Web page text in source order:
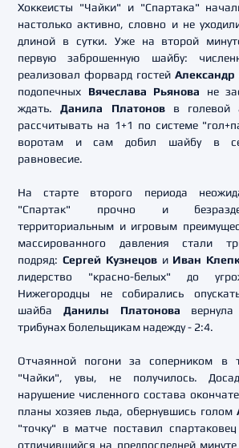
Хоккеисты "Чайки" и "Спартака"
настолько активно, словно и не
длиной в сутки. Уже на второй
первую заброшенную шайбу:
реализовал форвард гостей Александр
подопечных Вячеслава Рьянова не
ждать.Данила Платоновв голевой
рассчитывать на 1+1 по системе
воротам и сам добил шайбу в
равновесие.
На старте второго периода
"Спартак" прочно и
территориальным и игровым
массированного давления стали
подряд: Сергей Кузнецов и Иван
лидерство "красно-белых" до
Нижегородцы не собирались
шайба Данилы Платонова
трибунах болельщикам надежду - 2:4.
Отчаянной погони за соперником в
"Чайки", увы, не получилось.
нарушение численного состава
планы хозяев льда, обернувшись голом
"точку" в матче поставил
отличившийся на предпоследней